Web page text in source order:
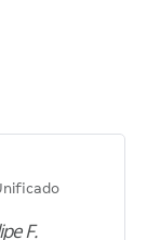
F.